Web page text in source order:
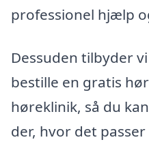
professionel hjælp
Dessuden tilbyder
bestille en gratis
høreklinik, så du
der, hvor det